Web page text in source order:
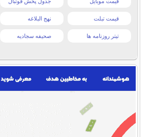
قیمت تبلت نهج البلاغه
تیتر روزنامه ها صحیفه سجادیه